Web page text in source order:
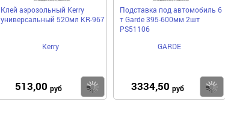
Купить
Клей аэрозольный Kerry
универсальный 520мл KR-967
Kerry
513,00 руб Купить
Подставка под автомобиль 6
т Garde 395-600мм 2шт
PS51106
GARDE
3334,50 руб